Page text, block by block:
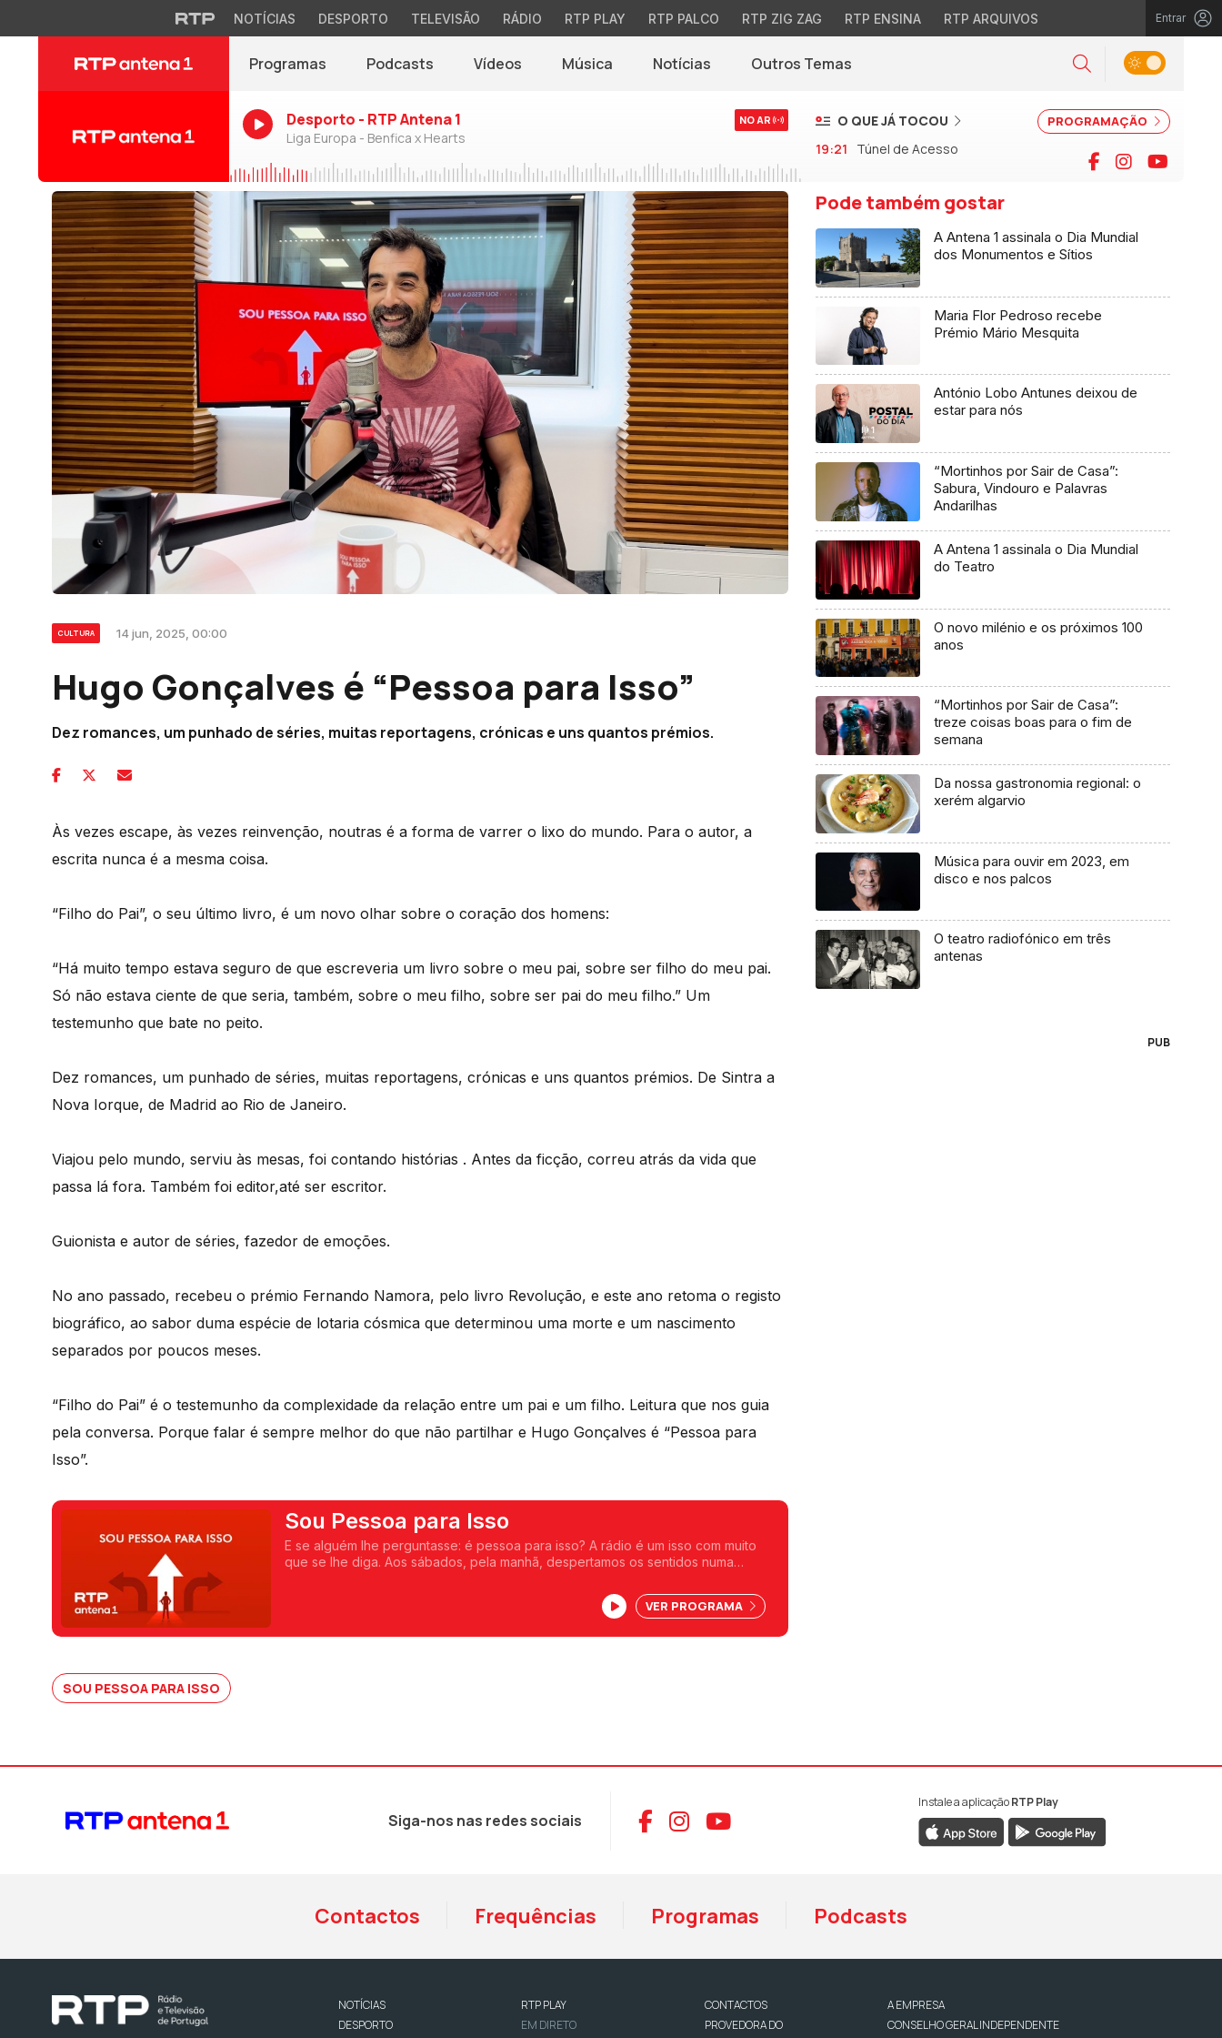
NOTÍCIAS DESPORTO TELEVISÃO RÁDIO RTP PLAY RTP PALCO RTP ZIG ZAG RTP ENSINA RTP ARQUIVOS Entrar
Programas Podcasts Vídeos Música Notícias(abre em nova janela)
Outros Temas Pesquisar
Alternar tema
Desporto - RTP Antena 1
Liga Europa - Benfica x Hearts
NO AR PROGRAMAÇÃO
O QUE JÁ TOCOU
19:21
Túnel de Acesso Facebook
Instagram
CULTURA 14 jun, 2025, 00:00
Hugo Gonçalves é “Pessoa para Isso”
Dez romances, um punhado de séries, muitas reportagens, crónicas e uns quantos prémios.
Às vezes escape, às vezes reinvenção, noutras é a forma de varrer o lixo do mundo. Para o autor, a
escrita nunca é a mesma coisa.
“Filho do Pai”, o seu último livro, é um novo olhar sobre o coração dos homens:
“Há muito tempo estava seguro de que escreveria um livro sobre o meu pai, sobre ser filho do meu pai.
Só não estava ciente de que seria, também, sobre o meu filho, sobre ser pai do meu filho.” Um
testemunho que bate no peito.
Dez romances, um punhado de séries, muitas reportagens, crónicas e uns quantos prémios. De Sintra a
Nova Iorque, de Madrid ao Rio de Janeiro.
Viajou pelo mundo, serviu às mesas, foi contando histórias . Antes da ficção, correu atrás da vida que
passa lá fora. Também foi editor,até ser escritor.
Guionista e autor de séries, fazedor de emoções.
No ano passado, recebeu o prémio Fernando Namora, pelo livro Revolução, e este ano retoma o registo
biográfico, ao sabor duma espécie de lotaria cósmica que determinou uma morte e um nascimento
separados por poucos meses.
“Filho do Pai” é o testemunho da complexidade da relação entre um pai e um filho. Leitura que nos guia
pela conversa. Porque falar é sempre melhor do que não partilhar e Hugo Gonçalves é “Pessoa para
Isso”.
Sou Pessoa para Isso
E se alguém lhe perguntasse: é pessoa para isso? A rádio é um isso com muito
que se lhe diga. Aos sábados, pela manhã, despertamos os sentidos numa
isso e para muito mais. Uma frase, uma ideia, um livro, um objeto, uma coleção, ou
VER PROGRAMA
SOU PESSOA PARA ISSO
Pode também gostar
A Antena 1 assinala o Dia Mundial
dos Monumentos e Sítios
Maria Flor Pedroso recebe
Prémio Mário Mesquita
António Lobo Antunes deixou de
estar para nós
“Mortinhos por Sair de Casa”:
Sabura, Vindouro e Palavras
Andarilhas
A Antena 1 assinala o Dia Mundial
do Teatro
O novo milénio e os próximos 100
anos
“Mortinhos por Sair de Casa”:
treze coisas boas para o fim de
semana
Da nossa gastronomia regional: o
xerém algarvio
Música para ouvir em 2023, em
disco e nos palcos
O teatro radiofónico em três
antenas
PUB
Siga-nos nas redes sociais Aceder ao Facebook da RTP Antena 1
Aceder ao Instagram da RTP Antena 1
Aceder ao YouTube da RTP Antena 1
Instale a aplicaçãoRTP Play
Contactos Frequências Programas Podcasts
NOTÍCIAS
DESPORTO
RTP PLAY
EM DIRETO
CONTACTOS
PROVEDORA DO
A EMPRESA
CONSELHO GERAL INDEPENDENTE